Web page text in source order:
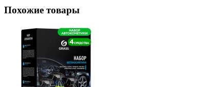
Похожие товары